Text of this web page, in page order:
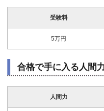
受験料
5万円
合格で手に入る人間力
人間力